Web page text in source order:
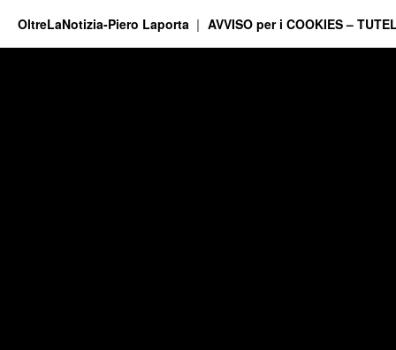
OltreLaNotizia-Piero Laporta AVVISO per i COOKIES –